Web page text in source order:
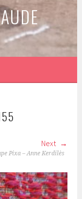
Next
Pixa – Anne Kerdilès